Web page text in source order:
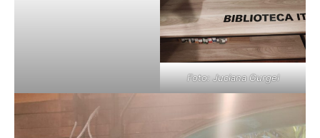
Foto: Juciana Gurgel